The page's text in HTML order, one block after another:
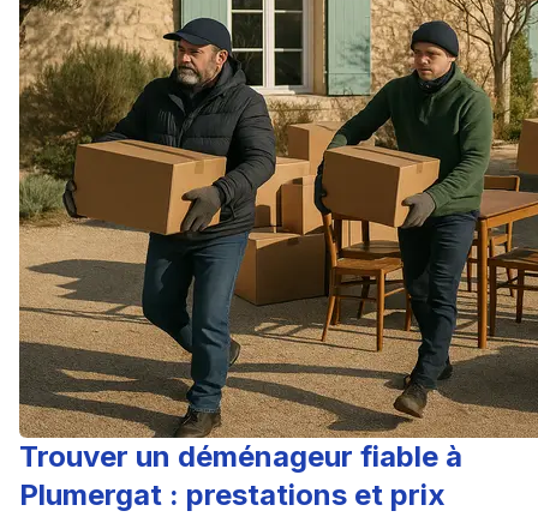
Trouver un déménageur fiable à
Plumergat : prestations et prix